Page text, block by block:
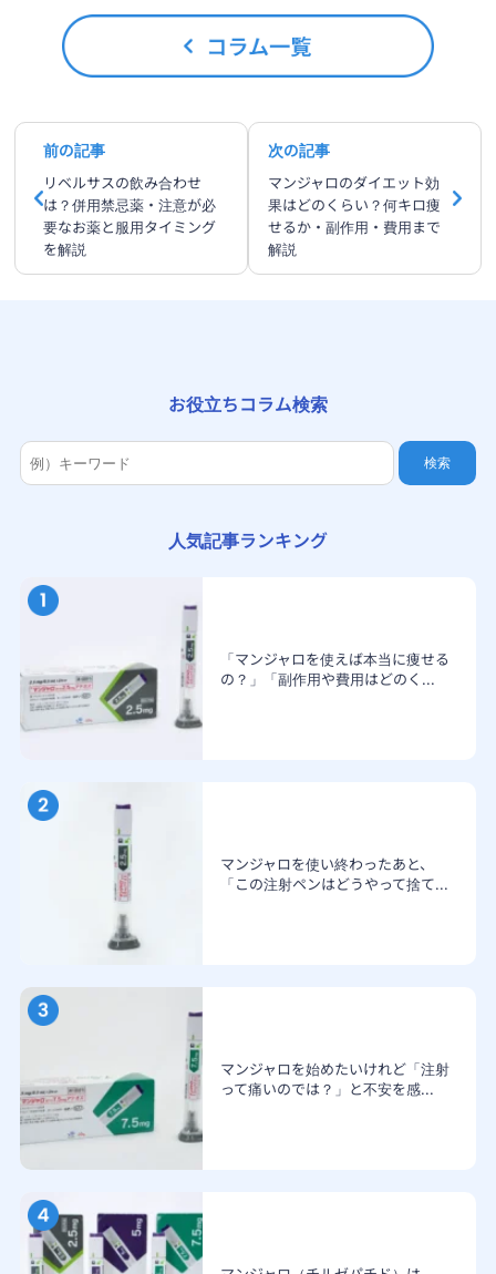
前の記事
リベルサスの飲み合わせ
は？併用禁忌薬・注意が必
要なお薬と服用タイミング
を解説
次の記事
マンジャロのダイエット効
果はどのくらい？何キロ痩
せるか・副作用・費用まで
解説
お役立ちコラム検索
検索
人気記事ランキング
「マンジャロを使えば本当に痩せる
の？」「副作用や費用はどのく...
マンジャロを使い終わったあと、
「この注射ペンはどうやって捨て...
マンジャロを始めたいけれど「注射
って痛いのでは？」と不安を感...